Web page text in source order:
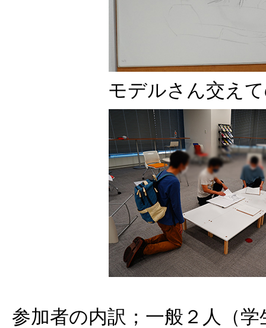
モデルさん交え
参加者の内訳；一般２人（学